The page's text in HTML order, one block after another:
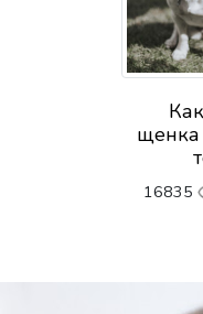
щенка
16835